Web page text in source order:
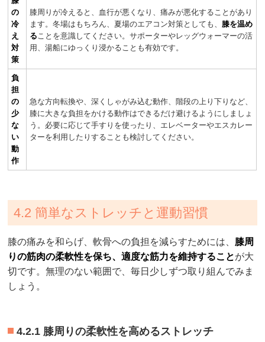
の
冷
え
対
策
膝周りが冷えると、血行が悪くなり、痛みが悪化することがあり
ます。冬場はもちろん、夏場のエアコン対策としても、 膝を温め
る ことを意識してください。サポーターやレッグウォーマーの活
用、湯船にゆっくり浸かることも有効です。
負
担
の
少
な
い
動
作
急な方向転換や、深くしゃがみ込む動作、階段の上り下りなど、
膝に大きな負担をかける動作はできるだけ避けるようにしましょ
う。必要に応じて手すりを使ったり、エレベーターやエスカレー
ターを利用したりすることも検討してください。
4.2 簡単なストレッチと運動習慣
膝の痛みを和らげ、軟骨への負担を減らすためには、 膝周
りの筋肉の柔軟性を保ち、適度な筋力を維持することが大
切です。無理のない範囲で、毎日少しずつ取り組んでみま
しょう。
4.2.1 膝周りの柔軟性を高めるストレッチ